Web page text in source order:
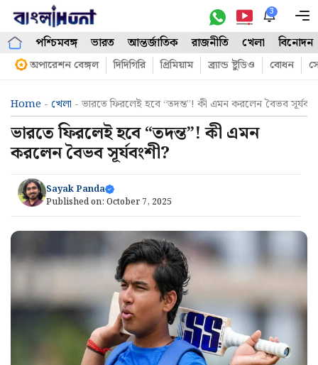
Skip
content
3
পশ্চিমবঙ্গ ভারত আন্তর্জাতিক রাজনীতি খেলা বিনোদন
অপারেশন বেঙ্গল দিদিগিরি প্রিমিয়াম ব্র্যান্ড ষ্টুডিও বোধন
Home - খেলা -ভারতে ফিরলেই হবে “তদন্ত”! কী এমন করলেন বৈভব
ভারতে ফিরলেই হবে “তদন্ত”! কী এমন
করলেন বৈভব সূর্যবংশী?
Sayak Panda
Published on: October 7, 2025